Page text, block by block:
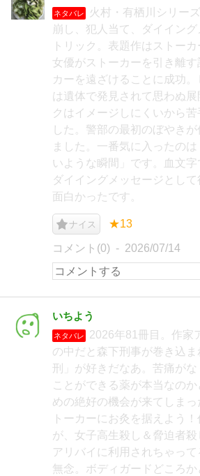
ネタバレ
火村・有栖川シリー
崩し、犯人当て、ダイイン
トリック。表題作はストー
女優がストーカーを引き離
カーを遠ざけることに成功
は遺体で発見されて思わぬ
クはイメージしにくいから
した。警部の最初のぼやき
ました。一番気に入ったの
いような瞬間」です。血文
ダイイングメッセージとし
面白かったです。
ナイス ★13
コメント(0) 2026/07/14
いちよう
ネタバレ
2026年81冊目。作家
の中だと森下刑事が巻き込
刑」が好きだなあ。苦痛が
ことができる薬が本当なの
めの絶好の機会が来てしま
トーカーにお灸を据えよう
が、女子高生殺し＆脅迫者
アリバイに利用されちゃっ
無念。ボディガードどころ